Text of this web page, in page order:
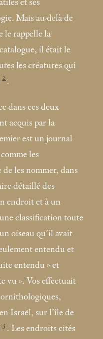
et ses
Mais au-delà de
le rappelle la
il était le
les créatures qui
2 .
dans ces deux
acquis par la
est un journal
les
les nommer, dans
détaillé des
endroit et à un
classification toute
oiseau qu’il avait
entendu et
entendu » et
vu ». Vos effectuait
Israël, sur l’île de
3 . Les endroits cités